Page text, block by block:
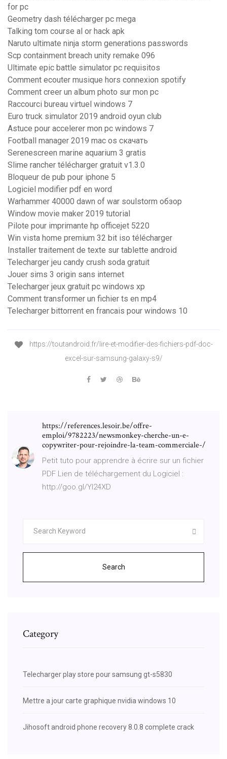
for pc
Geometry dash télécharger pc mega
Talking tom course al or hack apk
Naruto ultimate ninja storm generations passwords
Scp containment breach unity remake 096
Ultimate epic battle simulator pc requisitos
Comment ecouter musique hors connexion spotify
Comment creer un album photo sur mon pc
Raccourci bureau virtuel windows 7
Euro truck simulator 2019 android oyun club
Astuce pour accelerer mon pc windows 7
Football manager 2019 mac os скачать
Serenescreen marine aquarium 3 gratis
Slime rancher télécharger gratuit v1.3.0
Bloqueur de pub pour iphone 5
Logiciel modifier pdf en word
Warhammer 40000 dawn of war soulstorm обзор
Window movie maker 2019 tutorial
Pilote pour imprimante hp officejet 5220
Win vista home premium 32 bit iso télécharger
Installer traitement de texte sur tablette android
Telecharger jeu candy crush soda gratuit
Jouer sims 3 origin sans internet
Telecharger jeux gratuit pc windows xp
Comment transformer un fichier ts en mp4
Telecharger bittorrent en francais pour windows 10
https://toutandroid.fr/lire-et-modifier-des-fichiers-pdf-doc-
excel-sur-samsung-galaxy-s9/
https://references.lesoir.be/offre-
emploi/9782223/newsmonkey-cherche-un-e-
copywriter-pour-rejoindre-la-team-commerciale-/
Petit tuto pour apprendre à écrire sur un fichier
PDF Lien de téléchargement du Logiciel :
http://goo.gl/Yl24XD
Search
Category
Telecharger play store pour samsung gt-s5830
Mettre a jour carte graphique nvidia windows 10
Jihosoft android phone recovery 8.0.8 complete crack